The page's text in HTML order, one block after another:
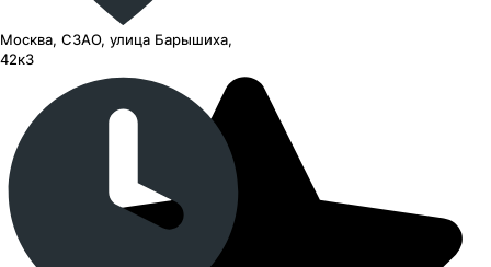
Москва, СЗАО, улица Барышиха,
42к3